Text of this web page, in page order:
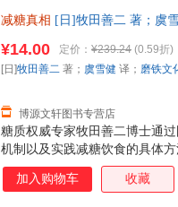
减糖真相 [日]牧田善二 著；虞
糖质权威专家牧田善二博士通
机制以及实践减糖饮食的具体
对健康、皮肤和饮食等各方面
身、恢复年轻活力所必需的是
¥14.00 定价： ¥239.24 (0.59折)
博源文轩图书专营店
[日]牧田善二 著； 虞雪健 译； 磨铁文
加入购物车 收藏